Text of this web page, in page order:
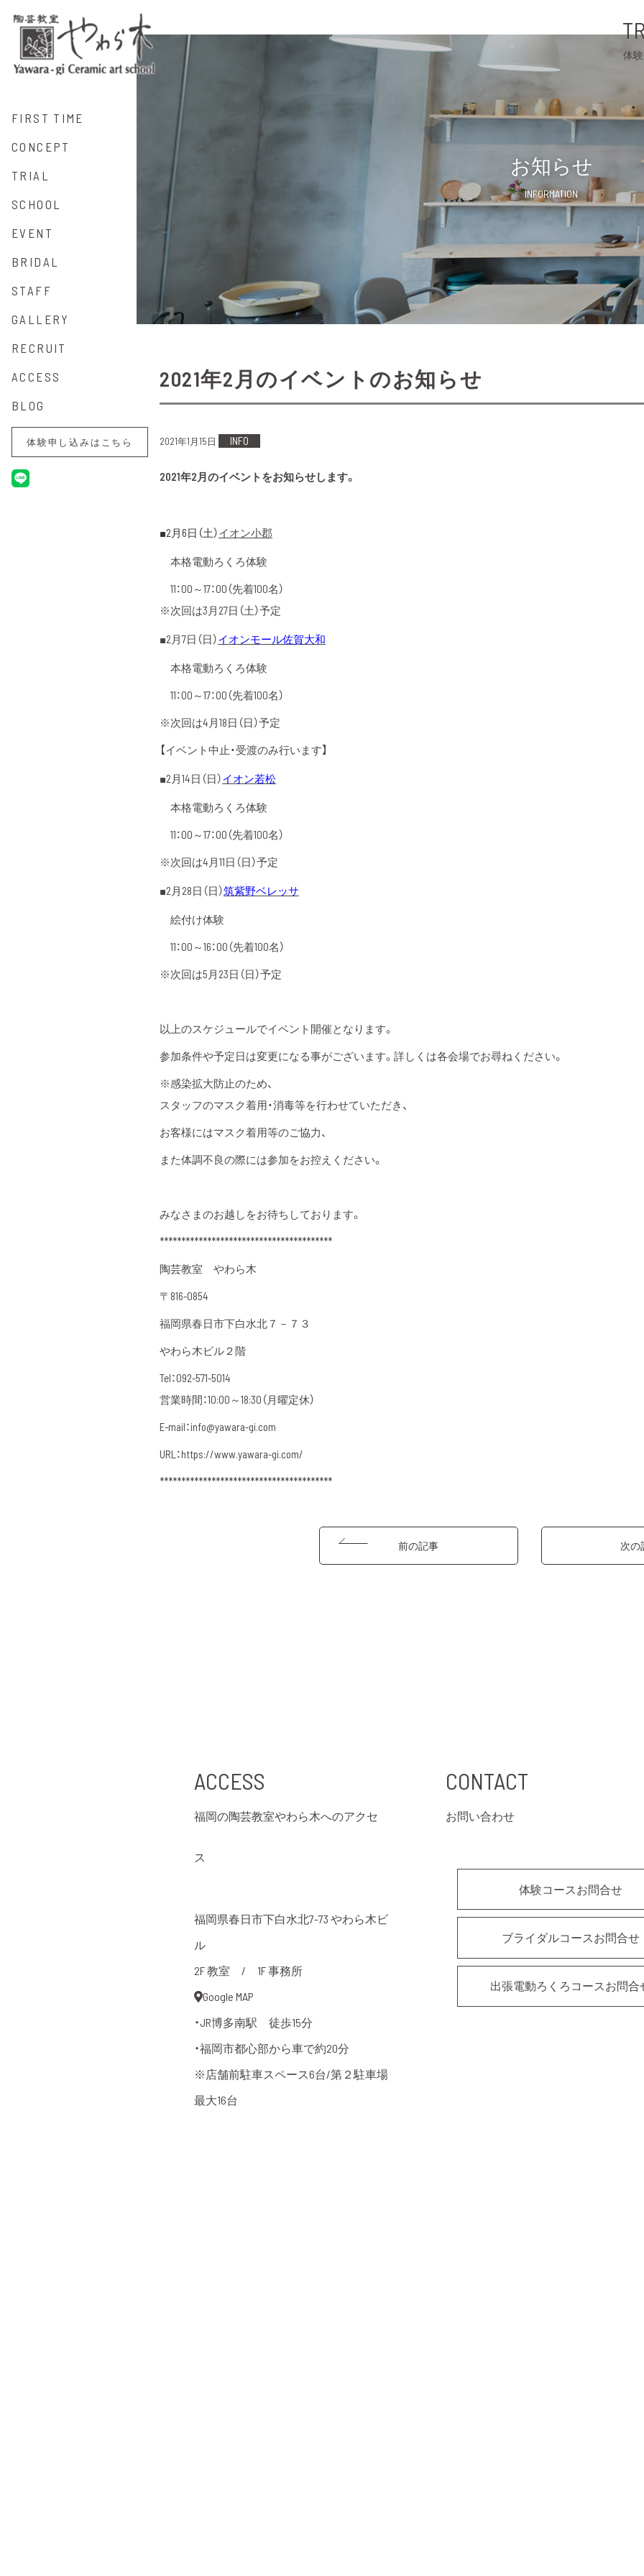
FIRST TIME
CONCEPT
TRIAL
SCHOOL
EVENT
BRIDAL
STAFF
GALLERY
RECRUIT
ACCESS
BLOG
体験申し込みはこちら
体
お知らせ
INFORMATION
2021年2月のイベントのお知らせ
2021年1月15日 INFO
2021年2月のイベントをお知らせします。
■2月6日（土）イオン小郡
本格電動ろくろ体験
11：00～17：00（先着100名）
※次回は3月27日（土）予定
■2月7日（日）イオンモール佐賀大和
本格電動ろくろ体験
11：00～17：00（先着100名）
※次回は4月18日（日）予定
【イベント中止・受渡のみ行います】
■2月14日（日）イオン若松
本格電動ろくろ体験
11：00～17：00（先着100名）
※次回は4月11日（日）予定
■2月28日（日）筑紫野ベレッサ
絵付け体験
11：00～16：00（先着100名）
※次回は5月23日（日）予定
以上のスケジュールでイベント開催となります。
参加条件や予定日は変更になる事がございます。詳しくは各会場でお尋ねください。
※感染拡大防止のため、
スタッフのマスク着用・消毒等を行わせていただき、
お客様にはマスク着用等のご協力、
また体調不良の際には参加をお控えください。
みなさまのお越しをお待ちしております。
****************************************
陶芸教室 やわら木
〒816-0854
福岡県春日市下白水北７－７３
やわら木ビル２階
Tel：092-571-5014
営業時間：10:00～18:30（月曜定休）
E-mail：info@yawara-gi.com
URL：https://www.yawara-gi.com/
****************************************
前の記事 次の
ACCESS
福岡の陶芸教室やわら木へのアクセ
ス
福岡県春日市下白水北7-73 やわら木ビ
ル
2F 教室 / 1F 事務所
Google MAP
・JR博多南駅 徒歩15分
・福岡市都心部から車で約20分
※店舗前駐車スペース6台/第２駐車場
最大16台
CONTACT
お問い合わせ
体験コースお問合せ
ブライダルコースお問合せ
出張電動ろくろコースお問合